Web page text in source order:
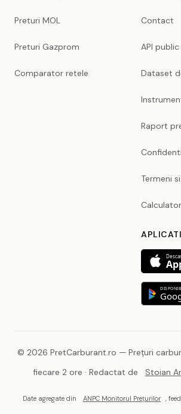
Preturi MOL
Preturi Gazprom
Comparator retele
Contact
API public
Dataset
Raport
Termeni
© 2026 PretCarburant.ro — Prețuri
fiecare 2 ore · Redactat de
Stoian
Date agregate din ANPC Monitorul Prețurilor ,